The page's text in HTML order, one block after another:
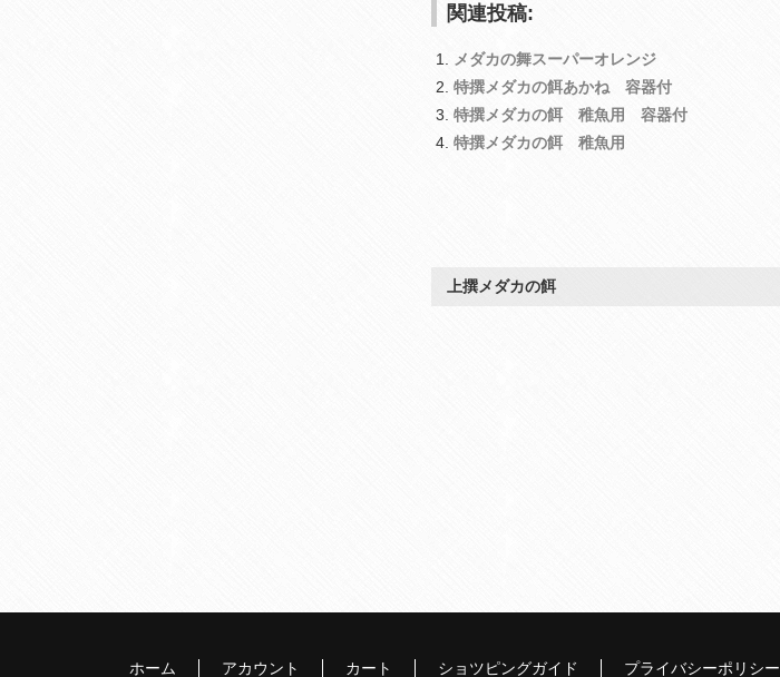
関連投稿:
メダカの舞スーパーオレンジ
特撰メダカの餌あかね 容器付
特撰メダカの餌 稚魚用 容器付
特撰メダカの餌 稚魚用
上撰メダカの餌
ホーム アカウント カート ショツピングガイド プライバシーポリシー